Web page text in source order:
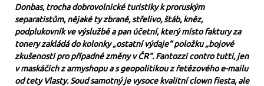
Donbas, trocha dobrovolnické turistiky k proruským
separatistům, nějaké ty zbraně, střelivo, štáb, kněz,
podplukovník ve výslužbě a pan účetní, který místo faktury za
tonery zakládá do kolonky „ostatní výdaje“ položku „bojové
zkušenosti pro případné změny v ČR“. Fantozzi contro tutti, jen
v maskáčích z armyshopu a s geopolitikou z řetězového e-mailu
od tety Vlasty. Soud samotný je vysoce kvalitní clown fiesta, ale